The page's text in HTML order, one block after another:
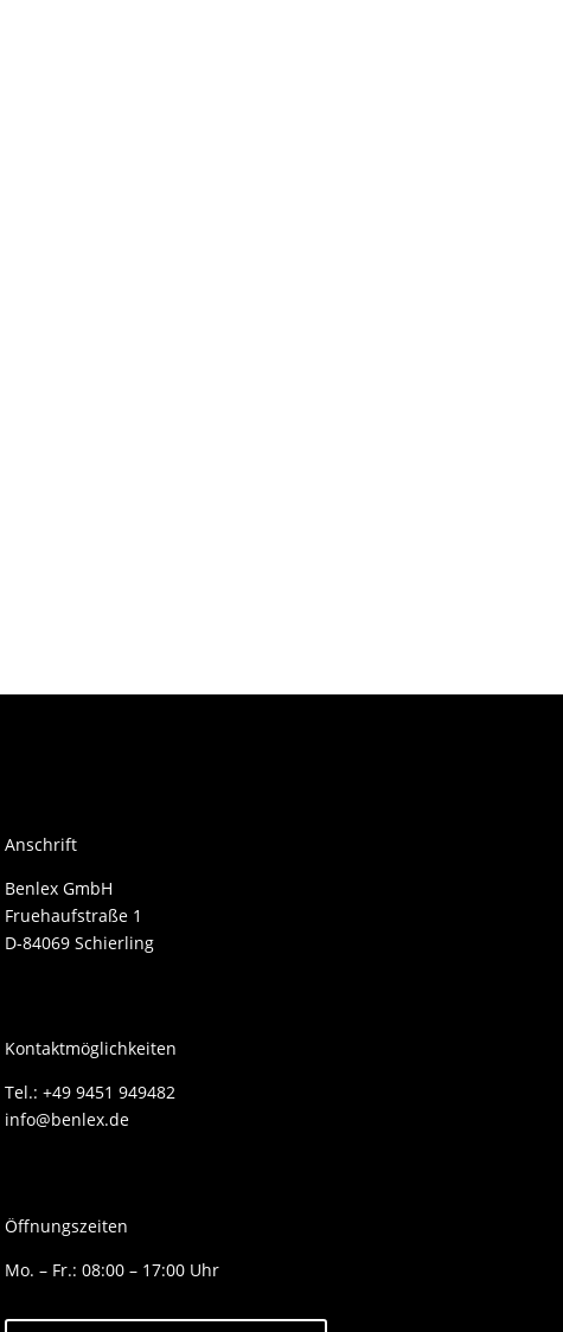
Anschrift
Benlex GmbH
Fruehaufstraße 1
D-84069 Schierling
Kontaktmöglichkeiten
Tel.: +49 9451 949482
info@benlex.de
Öffnungszeiten
Mo. – Fr.: 08:00 – 17:00 Uhr